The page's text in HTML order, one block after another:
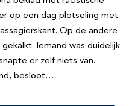
op een dag plotseling met
Op de andere
Iemand was duidelijk
er zelf niets van.
besloot…